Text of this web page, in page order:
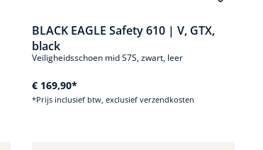
BLACK EAGLE Safety 610 | V, GTX,
black
Veiligheidsschoen mid S7S, zwart, leer
€ 169,90*
*Prijs inclusief btw, exclusief verzendkosten